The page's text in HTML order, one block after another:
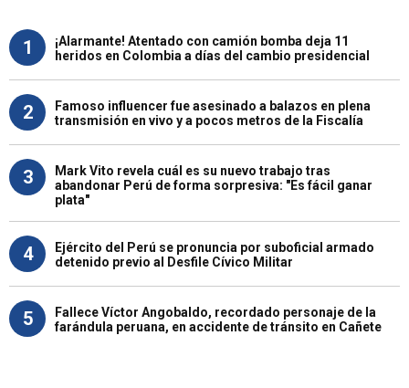
1
¡Alarmante! Atentado con camión bomba deja 11
heridos en Colombia a días del cambio presidencial
2
Famoso influencer fue asesinado a balazos en plena
transmisión en vivo y a pocos metros de la Fiscalía
3
Mark Vito revela cuál es su nuevo trabajo tras
abandonar Perú de forma sorpresiva: "Es fácil ganar
plata"
4
Ejército del Perú se pronuncia por suboficial armado
detenido previo al Desfile Cívico Militar
5
Fallece Víctor Angobaldo, recordado personaje de la
farándula peruana, en accidente de tránsito en Cañete